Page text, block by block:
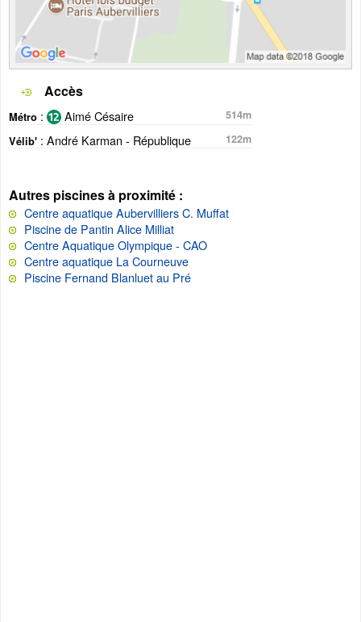
Accès
Métro : Aimé Césaire
514m
Vélib' : André Karman - République 122m
Autres piscines à proximité :
Centre aquatique Aubervilliers C. Muffat
Piscine de Pantin Alice Milliat
Centre Aquatique Olympique - CAO
Centre aquatique La Courneuve
Piscine Fernand Blanluet au Pré